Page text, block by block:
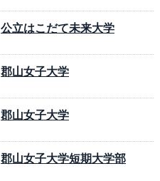
公立はこだて未来大学
郡山女子大学
郡山女子大学
郡山女子大学短期大学部